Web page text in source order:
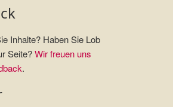
Inhalte? Haben Sie Lob
Seite?Wir freuen uns
.